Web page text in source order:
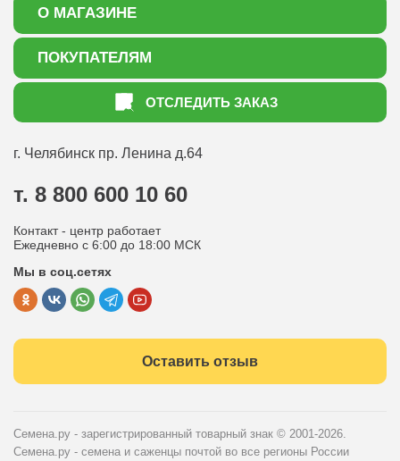
О МАГАЗИНЕ
О нас
Акции
ПОКУПАТЕЛЯМ
Как оформить заказ
Статьи садоводу
Оптовым покупателям
Политика конфиденциальности
Публичная оферта
ОТСЛЕДИТЬ ЗАКАЗ
г. Челябинск пр. Ленина д.64
т. 8 800 600 10 60
Контакт - центр работает
Ежедневно с 6:00 до 18:00 МСК
Мы в соц.сетях
Оставить отзыв
Семена.ру - зарегистрированный товарный знак © 2001-2026.
Семена.ру - семена и саженцы почтой во все регионы России